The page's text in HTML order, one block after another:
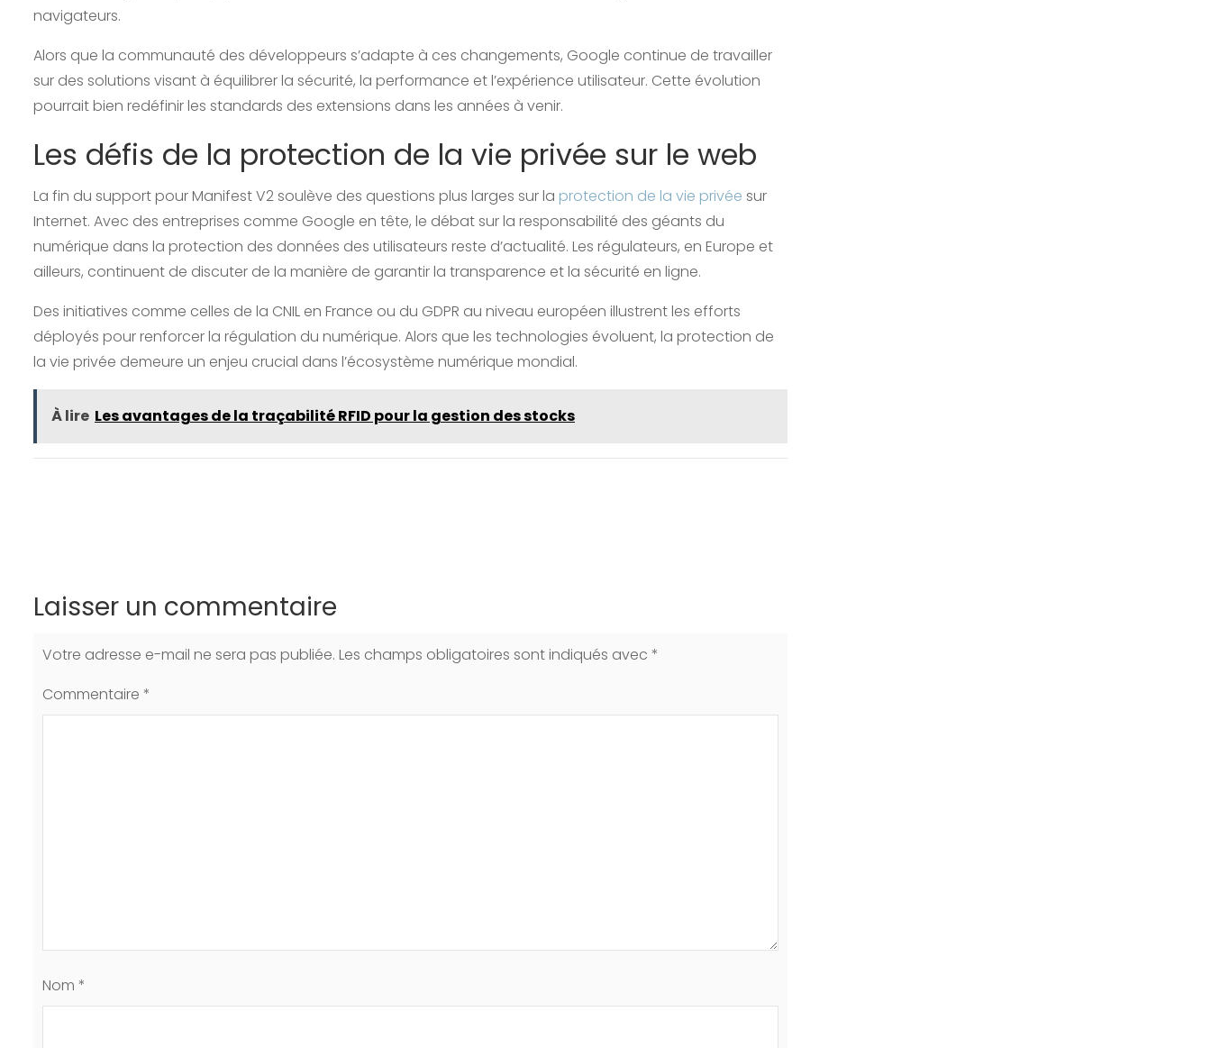
navigateurs.
Alors que la communauté des développeurs s’adapte à ces changements, Google continue de travailler
sur des solutions visant à équilibrer la sécurité, la performance et l’expérience utilisateur. Cette évolution
pourrait bien redéfinir les standards des extensions dans les années à venir.
Les défis de la protection de la vie privée sur le web
La fin du support pour Manifest V2 soulève des questions plus larges sur la protection de la vie privée sur
Internet. Avec des entreprises comme Google en tête, le débat sur la responsabilité des géants du
numérique dans la protection des données des utilisateurs reste d’actualité. Les régulateurs, en Europe et
ailleurs, continuent de discuter de la manière de garantir la transparence et la sécurité en ligne.
Des initiatives comme celles de la CNIL en France ou du GDPR au niveau européen illustrent les efforts
déployés pour renforcer la régulation du numérique. Alors que les technologies évoluent, la protection de
la vie privée demeure un enjeu crucial dans l’écosystème numérique mondial.
À lire Les avantages de la traçabilité RFID pour la gestion des stocks
Laisser un commentaire
Votre adresse e-mail ne sera pas publiée. Les champs obligatoires sont indiqués avec *
Commentaire *
Nom *